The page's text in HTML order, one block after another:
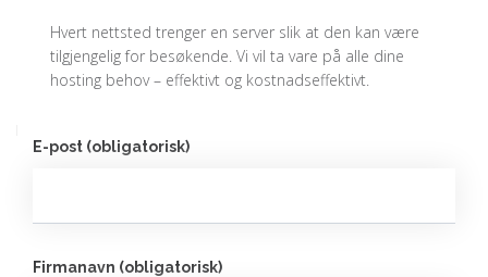
Hvert nettsted trenger en server slik at den kan være
tilgjengelig for besøkende. Vi vil ta vare på alle dine
hosting behov – effektivt og kostnadseffektivt.
E-post (obligatorisk)
Firmanavn (obligatorisk)